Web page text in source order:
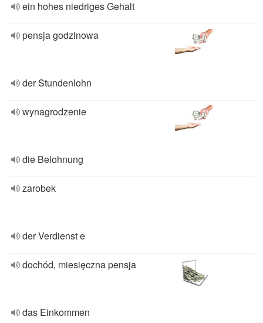
ein hohes niedriges Gehalt
pensja godzinowa
der Stundenlohn
wynagrodzenie
die Belohnung
zarobek
der Verdienst e
dochód, miesięczna pensja
das Einkommen